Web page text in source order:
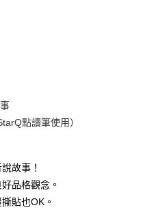
台中商業銀行
永豐商業銀行
中國信託商業銀行
兆豐國際商業銀行
遠東國際商業銀行
永豐商業銀行
星展（台灣）商業銀行
台北富邦商業銀行
華泰商業銀行
遠東國際商業銀行
永豐商業銀行
第一商業銀行
臺灣中小企業銀行
匯豐（台灣）商業銀行
聯邦商業銀行
元大商業銀行
點讀筆使用）
故事！
品格觀念。
貼也OK。